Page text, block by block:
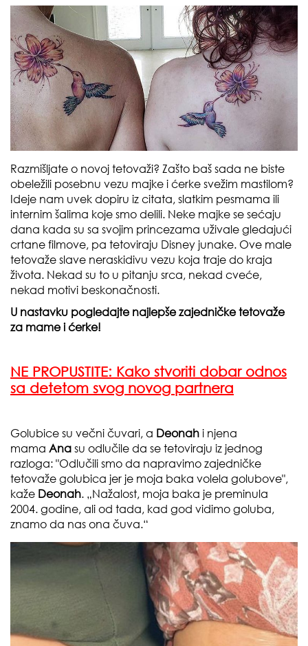
Razmišljate o novoj tetovaži? Zašto baš sada ne biste
obeležili posebnu vezu majke i ćerke svežim mastilom?
Ideje nam uvek dopiru iz citata, slatkim pesmama ili
internim šalima koje smo delili. Neke majke se sećaju
dana kada su sa svojim princezama uživale gledajući
crtane filmove, pa tetoviraju Disney junake. Ove male
tetovaže slave neraskidivu vezu koja traje do kraja
života. Nekad su to u pitanju srca, nekad cveće,
nekad motivi beskonačnosti.
U nastavku pogledajte najlepše zajedničke tetovaže
za mame i ćerke!
NE PROPUSTITE: Kako stvoriti dobar odnos
sa detetom svog novog partnera
Golubice su večni čuvari, a Deonah i njena
mama Ana su odlučile da se tetoviraju iz jednog
razloga: "Odlučili smo da napravimo zajedničke
tetovaže golubica jer je moja baka volela golubove",
kaže Deonah. „Nažalost, moja baka je preminula
2004. godine, ali od tada, kad god vidimo goluba,
znamo da nas ona čuva.“